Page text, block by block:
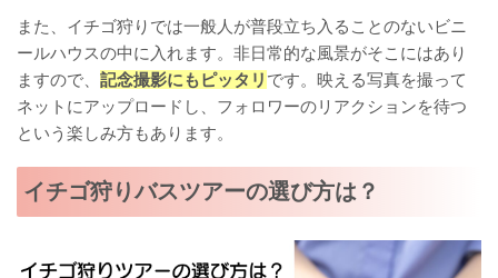
また、イチゴ狩りでは一般人が普段立ち入ることのないビニ
ールハウスの中に入れます。非日常的な風景がそこにはあり
ますので、 記念撮影にもピッタリ です。映える写真を撮って
ネットにアップロードし、フォロワーのリアクションを待つ
という楽しみ方もあります。
イチゴ狩りバスツアーの選び方は？